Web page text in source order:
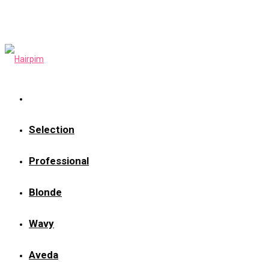
Selection
Professional
Blonde
Wavy
Aveda